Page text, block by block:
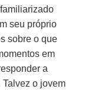
seu próprio
sobre o que
em
a
Talvez o jovem